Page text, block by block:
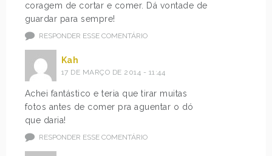
coragem de cortar e comer. Dá vontade de
guardar para sempre!
RESPONDER ESSE COMENTÁRIO
Kah
17 DE MARÇO DE 2014 - 11:44
Achei fantástico e teria que tirar muitas
fotos antes de comer pra aguentar o dó
que daria!
RESPONDER ESSE COMENTÁRIO